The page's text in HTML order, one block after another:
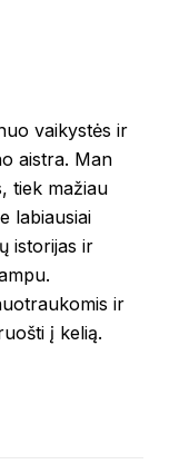
vaikystės ir
aistra. Man
tiek mažiau
labiausiai
istorijas ir
ir
į kelią.